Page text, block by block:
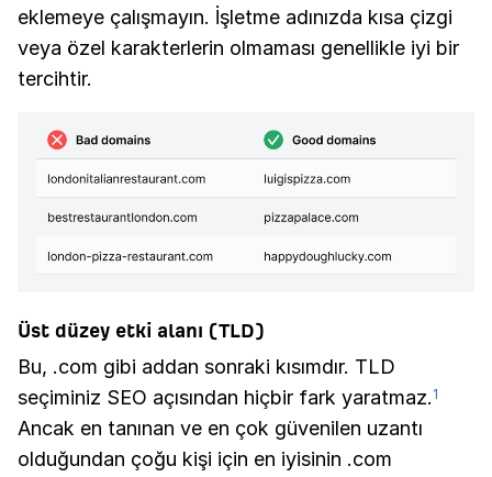
eklemeye çalışmayın. İşletme adınızda kısa çizgi
veya özel karakterlerin olmaması genellikle iyi bir
tercihtir.
Üst düzey etki alanı (TLD)
Bu, .com gibi addan sonraki kısımdır. TLD
seçiminiz SEO açısından hiçbir fark yaratmaz. 1
Ancak en tanınan ve en çok güvenilen uzantı
olduğundan çoğu kişi için en iyisinin .com